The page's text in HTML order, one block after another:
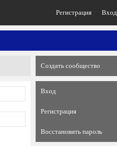
Регистрация Вход
Создать сообщество
Вход
Регистрация
Восстановить пароль